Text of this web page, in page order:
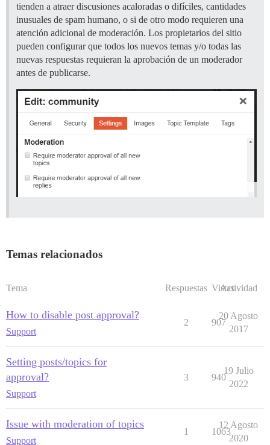
tienden a atraer discusiones acaloradas o difíciles, cantidades
inusuales de spam humano, o si de otro modo requieren una
atención adicional de moderación. Los propietarios del sitio
pueden configurar que todos los nuevos temas y/o todas las
nuevas respuestas requieran la aprobación de un moderador
antes de publicarse.
Temas relacionados
Tema Respuestas Vistas
Actividad
How to disable post approval?
Support
2 907
20 Agosto
2017
Setting posts/topics for
approval?
Support
3 940
19 Julio
2022
Issue with moderation of topics
Support
1 1063
12 Agosto
2020